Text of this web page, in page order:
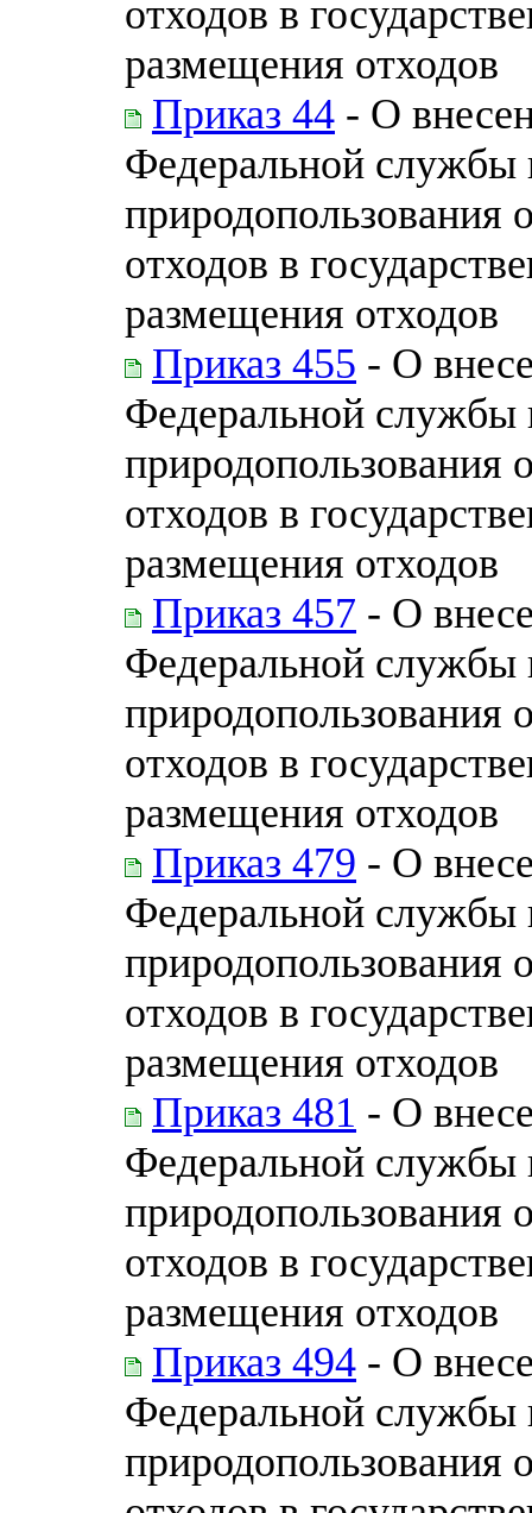
отходов в
размещения отходов
Приказ 44 - О
Федеральной службы
природопользования
отходов в
размещения отходов
Приказ 455 - О
Федеральной службы
природопользования
отходов в
размещения отходов
Приказ 457 - О
Федеральной службы
природопользования
отходов в
размещения отходов
Приказ 479 - О
Федеральной службы
природопользования
отходов в
размещения отходов
Приказ 481 - О
Федеральной службы
природопользования
отходов в
размещения отходов
Приказ 494 - О
Федеральной службы
природопользования